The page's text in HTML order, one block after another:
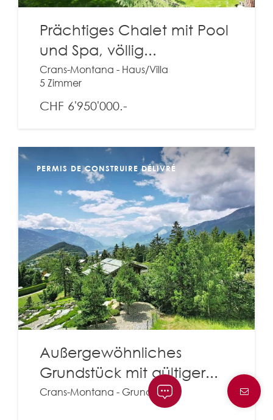
Prächtiges Chalet mit Pool
und Spa, völlig...
Crans-Montana - Haus/Villa
5 Zimmer
CHF 6'950'000.-
PERMIS DE CONSTRUIRE DÉLIVRÉ
Außergewöhnliches
Grundstück mit gültiger...
Crans-Montana - Grundstück